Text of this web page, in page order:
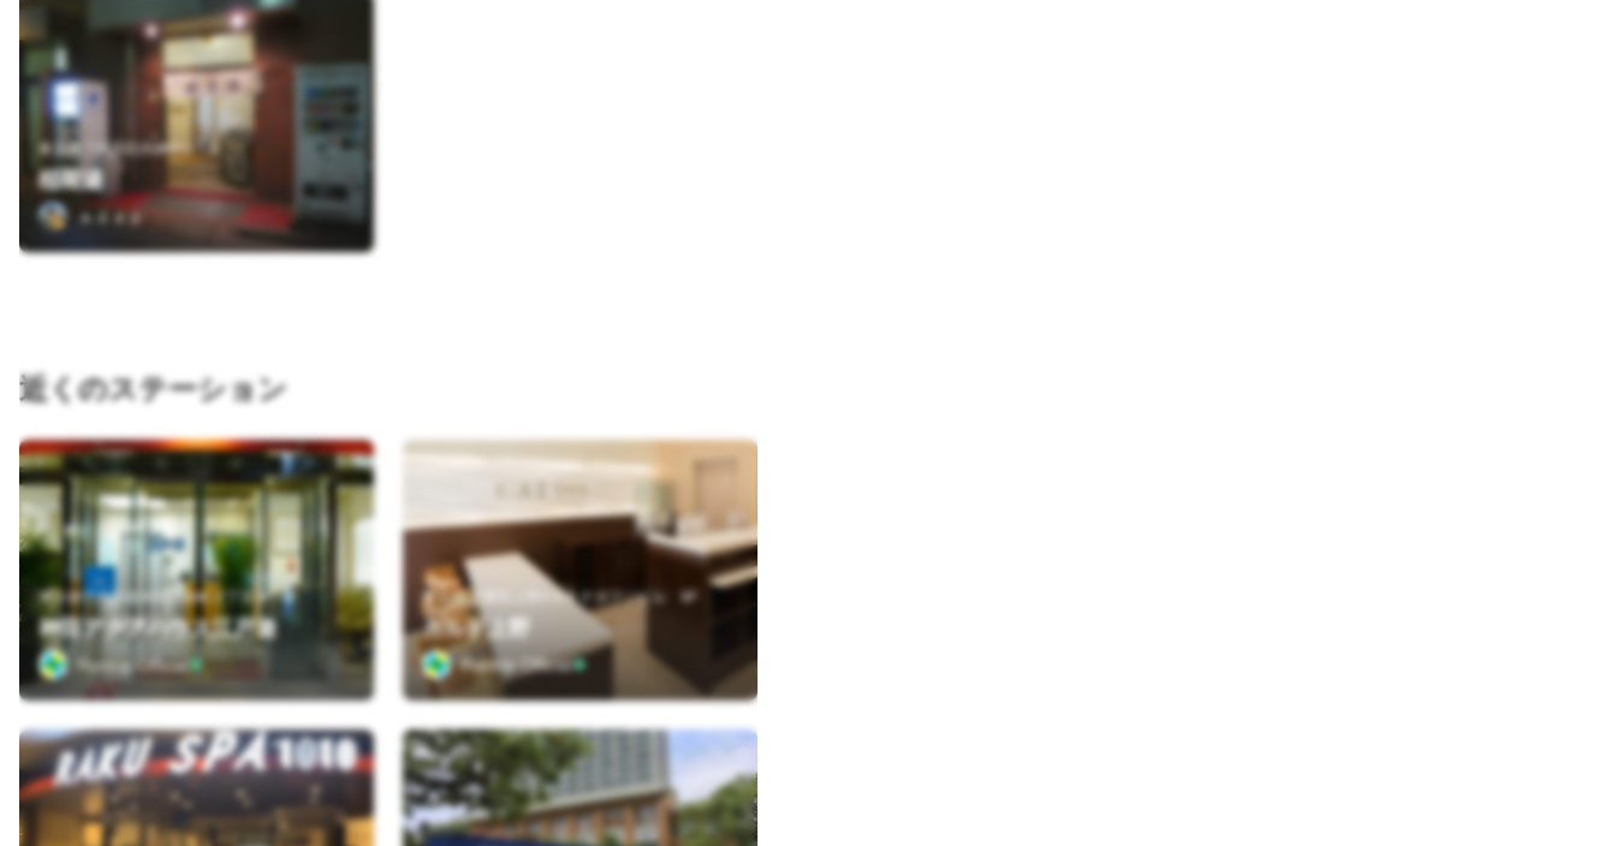
東京都千代田区内神田1-7-3
稲荷湯
ａｄａｐ
近くのステーション
東京都千代田区神田淡路町２丁目９－９
神田アクアハウス江戸遊
Runtrip Official
東京都 台東区上野4-9-6 ナガフジビル 9F
カルド上野
Runtrip Official